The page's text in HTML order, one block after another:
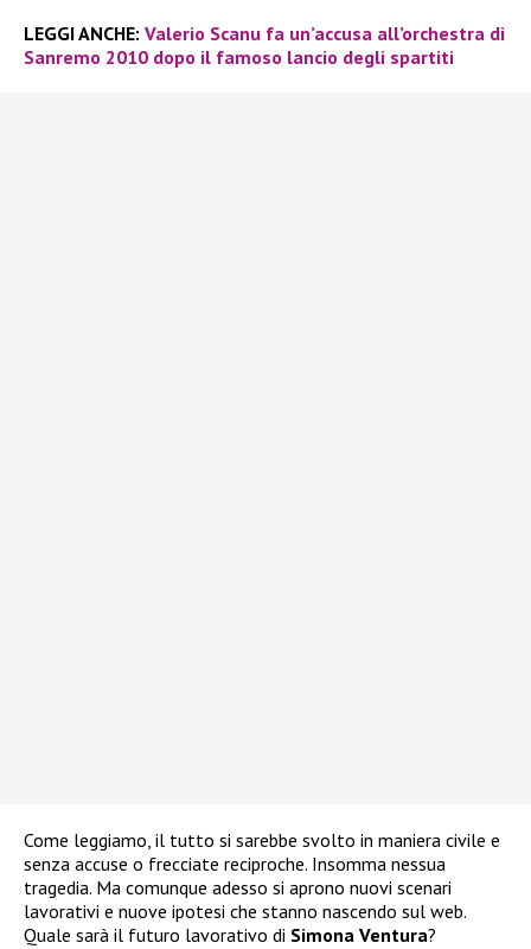
LEGGI ANCHE: Valerio Scanu fa un’accusa all’orchestra di
Sanremo 2010 dopo il famoso lancio degli spartiti
Come leggiamo, il tutto si sarebbe svolto in maniera civile e
senza accuse o frecciate reciproche. Insomma nessua
tragedia. Ma comunque adesso si aprono nuovi scenari
lavorativi e nuove ipotesi che stanno nascendo sul web.
Quale sarà il futuro lavorativo di Simona Ventura?